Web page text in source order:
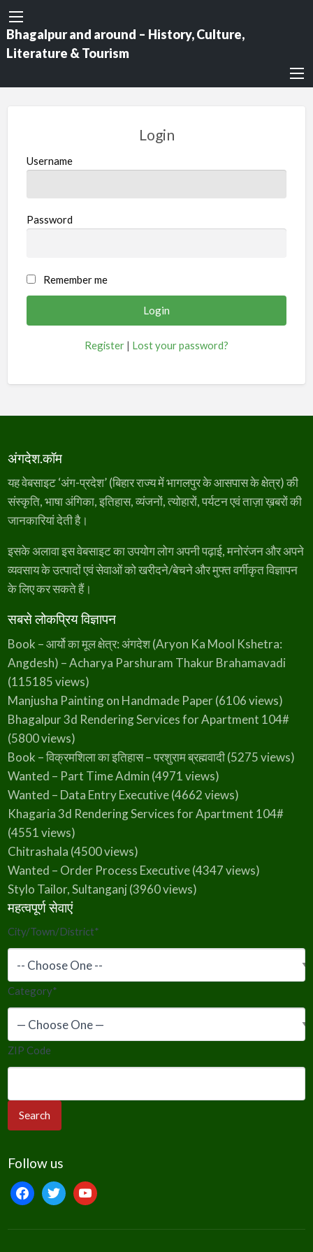
Bhagalpur and around – History, Culture,
Literature & Tourism
Login
Username
Password
Remember me
Register | Lost your password?
अंगदेश.कॉम
यह वेबसाइट ‘अंग-प्रदेश’ (बिहार राज्य में भागलपुर के आसपास के क्षेत्र) की
संस्कृति, भाषा अंगिका, इतिहास, व्यंजनों, त्योहारों, पर्यटन एवं ताज़ा ख़बरों की
जानकारियां देती है।
इसके अलावा इस वेबसाइट का उपयोग लोग अपनी पढ़ाई, मनोरंजन और अपने
व्यवसाय के उत्पादों एवं सेवाओं को खरीदने/बेचने और मुफ्त वर्गीकृत विज्ञापन
के लिए कर सकते हैं।
सबसे लोकप्रिय विज्ञापन
Book – आर्यो का मूल क्षेत्र: अंगदेश (Aryon Ka Mool Kshetra:
Angdesh) – Acharya Parshuram Thakur Brahamavadi
(115185 views)
Manjusha Painting on Handmade Paper(6106 views)
Bhagalpur 3d Rendering Services for Apartment 104#
(5800 views)
Book – विक्रमशिला का इतिहास – परशुराम ब्रह्मवादी(5275 views)
Wanted – Part Time Admin (4971 views)
Wanted – Data Entry Executive(4662 views)
Khagaria 3d Rendering Services for Apartment 104#
(4551 views)
Chitrashala (4500 views)
Wanted – Order Process Executive(4347 views)
Stylo Tailor, Sultanganj (3960 views)
महत्वपूर्ण सेवाएं
City/Town/District*
Category*
ZIP Code
Follow us
facebooktwitteryoutube